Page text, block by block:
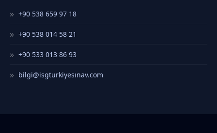
+90 538 659 97 18
+90 538 014 58 21
+90 533 013 86 93
bilgi@isgturkiyesınav.com